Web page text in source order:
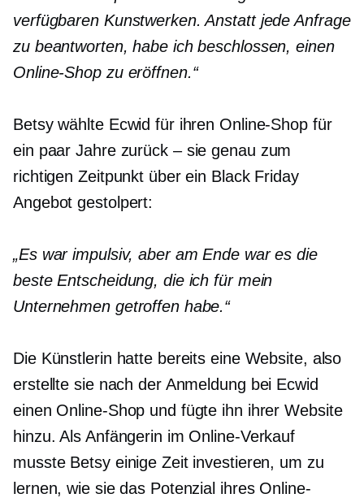
verfügbaren Kunstwerken. Anstatt jede Anfrage
zu beantworten, habe ich beschlossen, einen
Online-Shop zu eröffnen.“
Betsy wählte Ecwid für ihren Online-Shop für
ein paar Jahre zurück – sie genau zum
richtigen Zeitpunkt über ein Black Friday
Angebot gestolpert:
„Es war impulsiv, aber am Ende war es die
beste Entscheidung, die ich für mein
Unternehmen getroffen habe.“
Die Künstlerin hatte bereits eine Website, also
erstellte sie nach der Anmeldung bei Ecwid
einen Online-Shop und fügte ihn ihrer Website
hinzu. Als Anfängerin im Online-Verkauf
musste Betsy einige Zeit investieren, um zu
lernen, wie sie das Potenzial ihres Online-